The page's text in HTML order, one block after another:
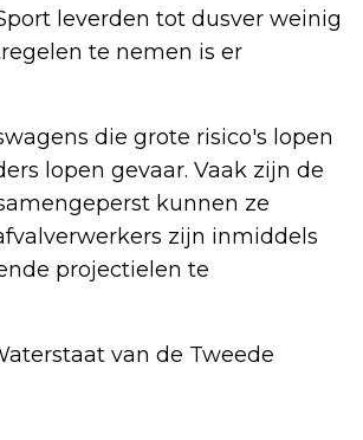
leverden tot dusver weinig
te nemen is er
die grote risico's lopen
lopen gevaar. Vaak zijn de
kunnen ze
zijn inmiddels
projectielen te
van de Tweede